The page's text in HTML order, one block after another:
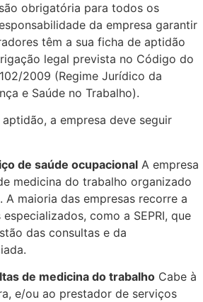
obrigatória para todos os
da empresa garantir
têm a sua ficha de aptidão
legal prevista no Código do
2009 (Regime Jurídico da
e Saúde no Trabalho).
a empresa deve seguir
de saúde ocupacional A empresa
medicina do trabalho organizado
maioria das empresas recorre a
como a SEPRI, que
das consultas e da
de medicina do trabalho Cabe à
e/ou ao prestador de serviços